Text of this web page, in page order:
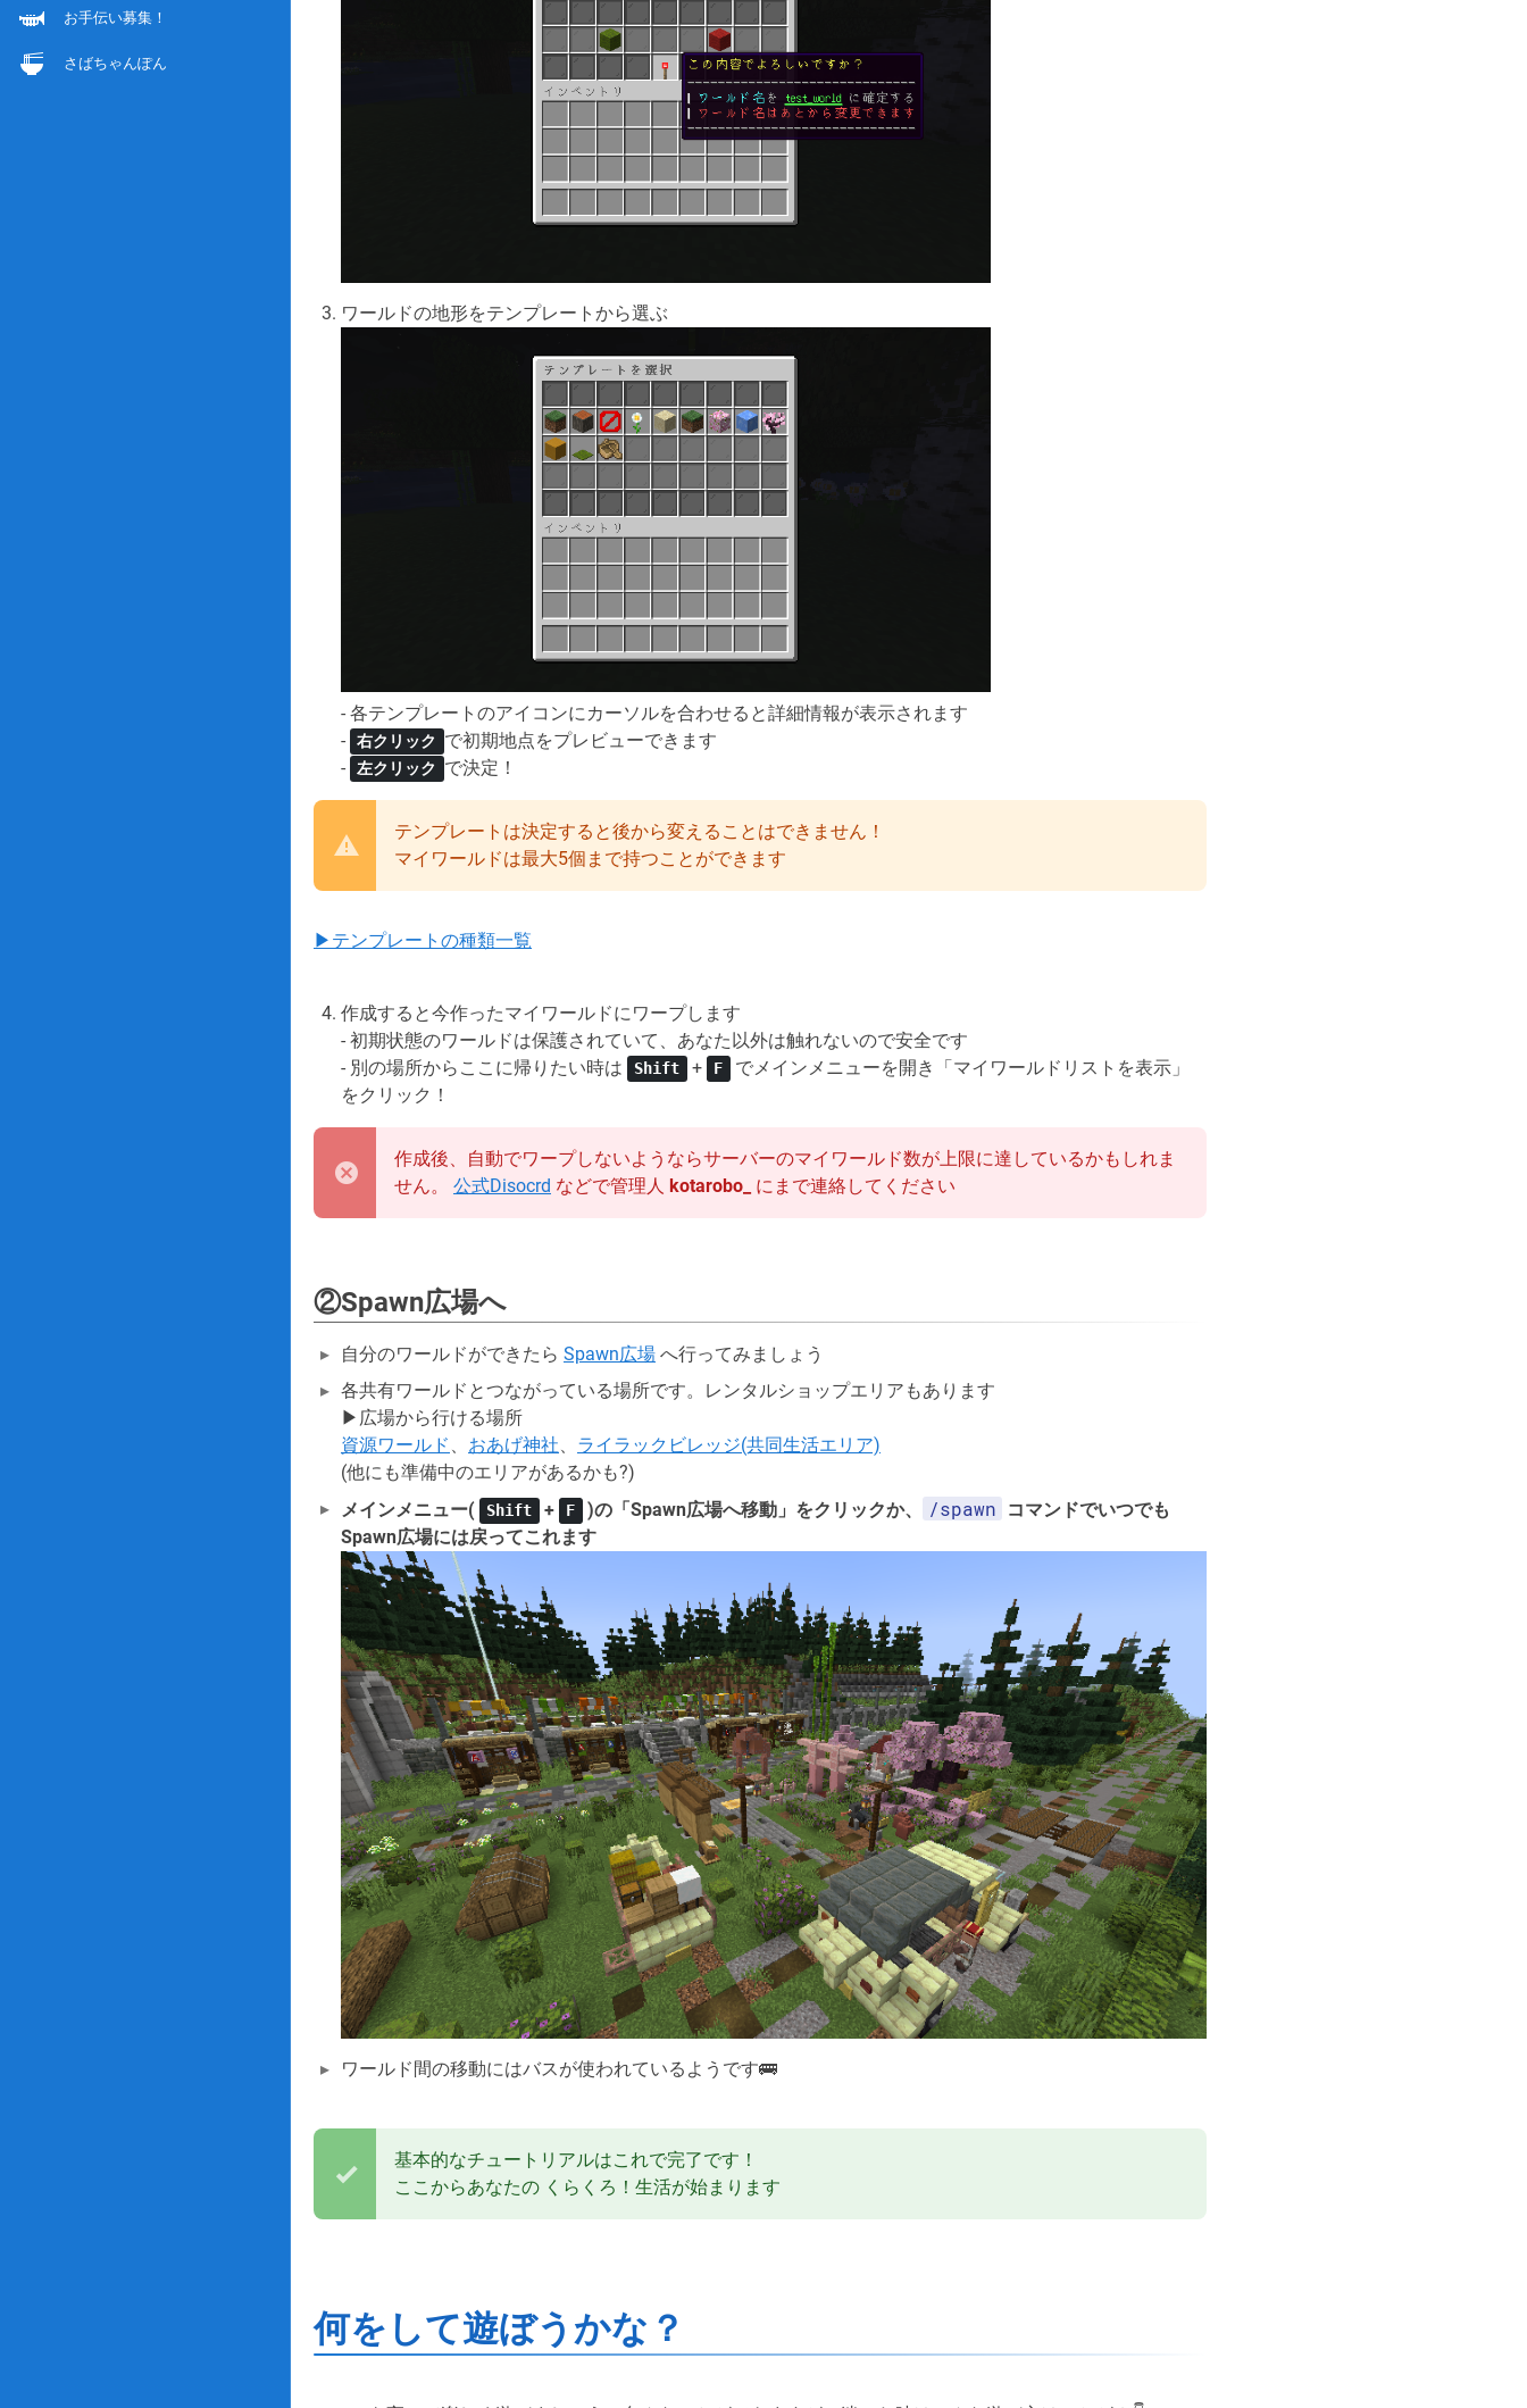
お手伝い募集！
さばちゃんぽん
ワールドの地形をテンプレートから選ぶ
- 各テンプレートのアイコンにカーソルを合わせると詳細情報が表示されます
-
右クリック
で初期地点をプレビューできます
-
左クリック で決定！
テンプレートは決定すると後から変えることはできません！
マイワールドは最大5個まで持つことができます
▶テンプレートの種類一覧
作成すると今作ったマイワールドにワープします
- 初期状態のワールドは保護されていて、あなた以外は触れないので安全です
- 別の場所からここに帰りたい時は
Shift + F
でメインメニューを開き「マイワールドリストを表示」
をクリック！
作成後、自動でワープしないようならサーバーのマイワールド数が上限に達しているかもしれま
せん。 公式Disocrd などで管理人 kotarobo_ にまで連絡してください
②Spawn広場へ
自分のワールドができたら Spawn広場 へ行ってみましょう
各共有ワールドとつながっている場所です。レンタルショップエリアもあります
▶広場から行ける場所
資源ワールド 、 おあげ神社、 ライラックビレッジ(共同生活エリア)
(他にも準備中のエリアがあるかも?)
メインメニュー(
Shift + F )の「Spawn広場へ移動」をクリックか、 /spawn
コマンドでいつでも
Spawn広場には戻ってこれます
ワールド間の移動にはバスが使われているようです🚌
基本的なチュートリアルはこれで完了です！
ここからあなたの くらくろ！生活が始まります
何をして遊ぼうかな？